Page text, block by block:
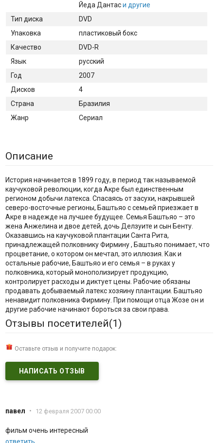
Йеда Дантаси другие
Тип диска
DVD
Упаковка
пластиковый бокс
Качество
DVD-R
Язык
русский
Год
2007
Дисков
4
Страна
Бразилия
Жанр
Сериал
Описание
История начинается в 1899 году, в период так называемой
каучуковой революции, когда Акре был единственным
регионом добычи латекса. Спасаясь от засухи, накрывшей
северо-восточные регионы, Баштьяо с семьей приезжает в
Акре в надежде на лучшее будущее. Семья Баштьяо – это
жена Анжелина и двое детей, дочь Делзуите и сын Бенту.
Оказавшись на каучуковой плантации Санта Рита,
принадлежащей полковнику Фирмину , Баштьяо понимает, что
процветание, о котором он мечтал, это иллюзия. Как и
остальные рабочие, Баштьяо и его семья – в руках у
полковника, который монополизирует продукцию,
контролирует расходы и диктует цены. Рабочие обязаны
продавать добываемый латекс хозяину плантации. Баштьяо
ненавидит полковника Фирмину. При помощи отца Жозе он и
другие рабочие начинают бороться за свои права.
Отзывы посетителей(1)
Оставьте отзыв и получите подарок:
НАПИСАТЬ ОТЗЫВ
павел • 12 февраля 2007 00:00
фильм очень интересный